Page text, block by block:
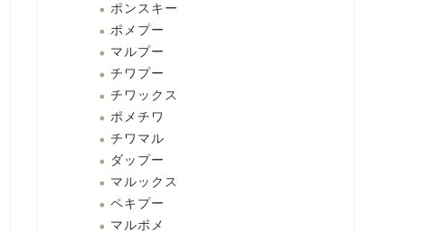
ポンスキー
ポメプー
マルプー
チワプー
チワックス
ポメチワ
チワマル
ダップー
マルックス
ペキプー
マルポメ